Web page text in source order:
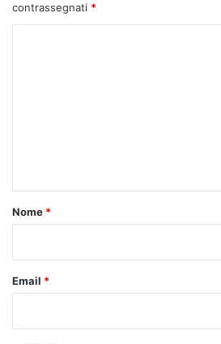
contrassegnati *
o
Nome *
Email *